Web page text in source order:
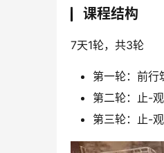
课程结构
7天1轮，共3轮
第一轮：前行
第二轮：止-
第三轮：止-